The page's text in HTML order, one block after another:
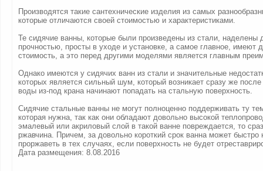
Производятся такие сантехнические изделия из самых
которые отличаются своей стоимостью и характеристиками.
Те сидячие ванны, которые были произведены из стали, наделены
прочностью, просты в уходе и установке, а самое главное, имеют
стоимость, а это перед другими моделями является главным
Однако имеются у сидячих ванн из стали и значительные
которых является сильный шум, который возникает сразу же после
воды из-под крана начинают попадать на стальную поверхность.
Сидячие стальные ванны не могут полноценно поддерживать ту
которая нужна, так как они обладают довольно высокой
эмалевый или акриловый слой в такой ванне повреждается, то
ржавчина. Причем, за довольно короткий срок ванна может быстро
проржаветь в тех случаях, если поверхность не будет
Дата размещения: 8.08.2016